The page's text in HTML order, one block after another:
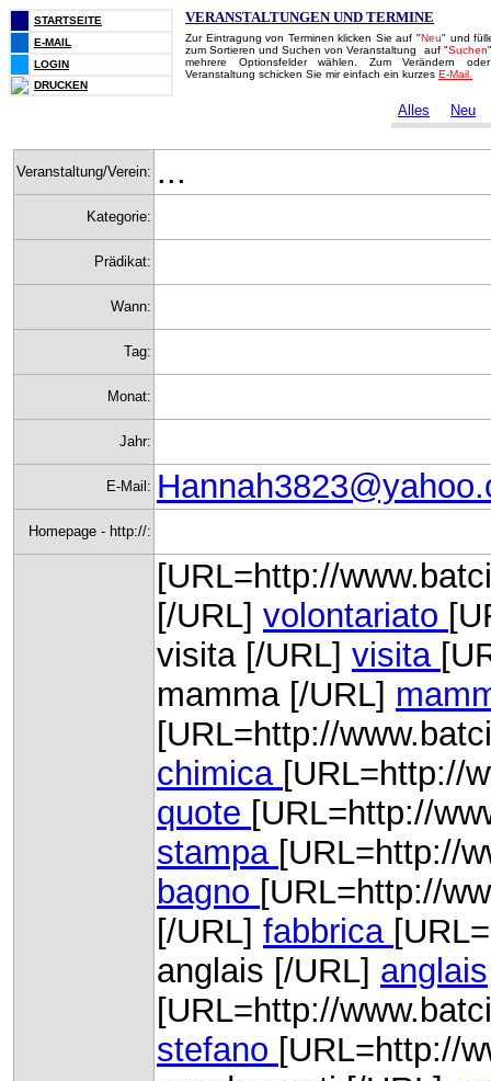
STARTSEITE
E-MAIL
LOGIN
DRUCKEN
VERANSTALTUNGEN UND TERMINE
Zur Eintragung von Terminen klicken Sie auf "Neu" und
zum Sortieren und Suchen von Veranstaltung auf "Suchen
mehrere Optionsfelder wählen. Zum Verändern
Veranstaltung schicken Sie mir einfach ein kurzes E-Mail.
Alles Neu
Veranstaltung/Verein: ...
Kategorie:
Prädikat:
Wann:
Tag:
Monat:
Jahr:
E-Mail:
Homepage - http://:
[URL=http://
[/URL] volontariato
visita [/URL] visita
mamma [/URL]
[URL=http://
chimica [URL=http://
quote [URL=http://
stampa [URL=http://
bagno [URL=http://
[/URL] fabbrica
anglais [/URL] anglais
[URL=http://
stefano [URL=http://